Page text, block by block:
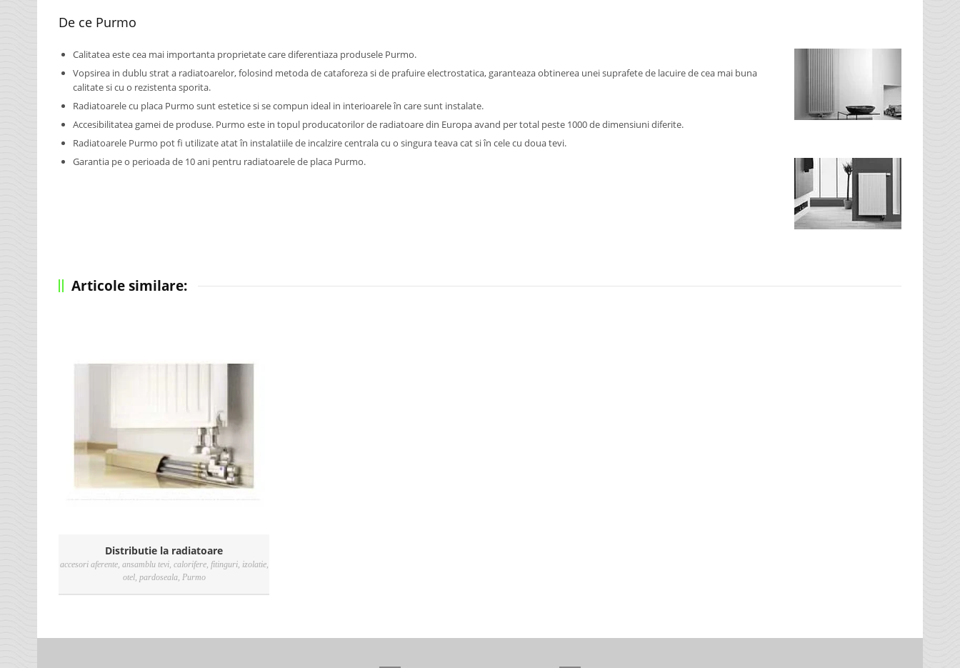
De ce Purmo
Calitatea este cea mai importanta proprietate care diferentiaza produsele Purmo.
Vopsirea in dublu strat a radiatoarelor, folosind metoda de cataforeza si de prafuire electrostatica, garanteaza obtinerea unei suprafete de lacuire de cea mai buna
calitate si cu o rezistenta sporita.
Radiatoarele cu placa Purmo sunt estetice si se compun ideal in interioarele în care sunt instalate.
Accesibilitatea gamei de produse. Purmo este in topul producatorilor de radiatoare din Europa avand per total peste 1000 de dimensiuni diferite.
Radiatoarele Purmo pot fi utilizate atat în instalatiile de incalzire centrala cu o singura teava cat si în cele cu doua tevi.
Garantia pe o perioada de 10 ani pentru radiatoarele de placa Purmo.
Articole similare:
Distributie la radiatoare
accesori aferente, ansamblu tevi, calorifere, fitinguri, izolatie,
otel, pardoseala, Purmo